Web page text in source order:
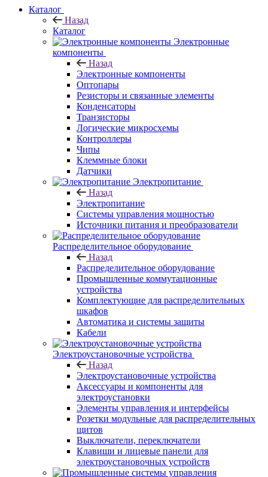
Каталог
Назад
Каталог
Электронные
компоненты
Назад
Электронные компоненты
Оптопары
Резисторы и связанные элементы
Конденсаторы
Транзисторы
Логические микросхемы
Контроллеры
Чипы
Клеммные блоки
Датчики
Электропитание
Назад
Электропитание
Системы управления мощностью
Источники питания и преобразователи
Распределительное оборудование
Назад
Распределительное оборудование
Промышленные коммутационные
устройства
Комплектующие для распределительных
шкафов
Автоматика и системы защиты
Кабели
Электроустановочные устройства
Назад
Электроустановочные устройства
Аксессуары и компоненты для
электроустановки
Элементы управления и интерфейсы
Розетки модульные для распределительных
щитов
Выключатели, переключатели
Клавиши и лицевые панели для
электроустановочных устройств